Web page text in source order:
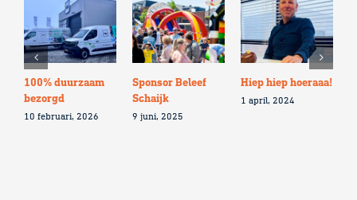
100% duurzaam
bezorgd
10 februari, 2026
Sponsor Beleef
Schaijk
9 juni, 2025
Hiep hiep hoeraaa!
1 april, 2024